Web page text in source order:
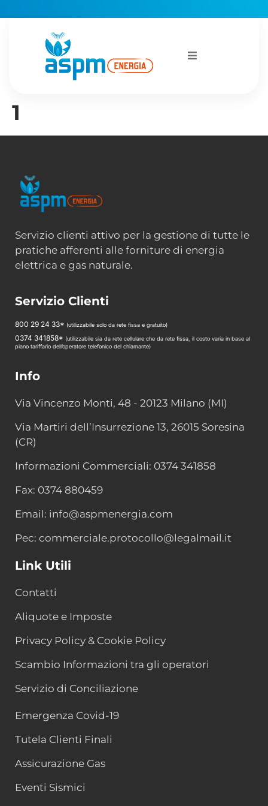
1
Servizio clienti attivo per la gestione di tutte le
pratiche afferenti alle forniture di energia
elettrica e gas naturale.
Servizio Clienti
800 29 24 33* (utilizzabile solo da rete fissa e gratuito)
0374 341858* (utilizzabile sia da rete cellulare che da rete fissa, il costo varia in base al
piano tariffario dell’operatore telefonico del chiamante)
Info
Via Vincenzo Monti, 48 - 20123 Milano (MI)
Via Martiri dell’Insurrezione 13, 26015 Soresina
(CR)
Informazioni Commerciali: 0374 341858
Fax: 0374 880459
Email: info@aspmenergia.com
Pec: commerciale.protocollo@legalmail.it
Link Utili
Contatti
Aliquote e Imposte
Privacy Policy & Cookie Policy
Scambio Informazioni tra gli operatori
Servizio di Conciliazione
Emergenza Covid-19
Tutela Clienti Finali
Assicurazione Gas
Eventi Sismici